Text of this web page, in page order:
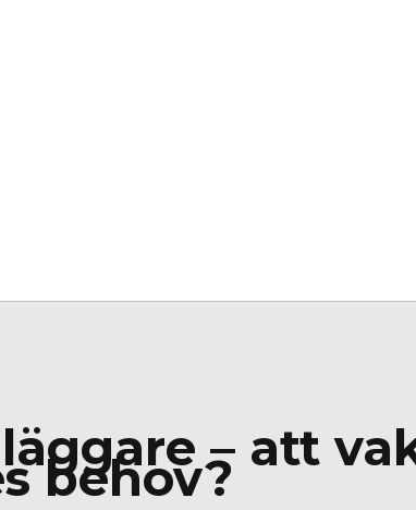
– att
behov?